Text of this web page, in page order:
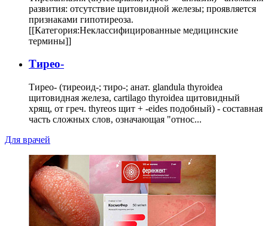
развития: отсутствие щитовидной железы; проявляется
признаками гипотиреоза.
[[Категория:Неклассифицированные медицинские
термины]]
Тирео-
Тирео- (тиреоид-; тиро-; анат. glandula thyroidea
щитовидная железа, cartilago thyroidea щитовидный
хрящ, от греч. thyreos щит + -eides подобный) - составная
часть сложных слов, означающая "относ...
Для врачей